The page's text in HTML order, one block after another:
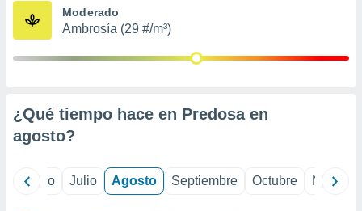
publicidad
Moderado
Ambrosía (29 #/m³)
¿Qué tiempo hace en Predosa en
agosto?
Junio Julio Agosto Septiembre Octubre